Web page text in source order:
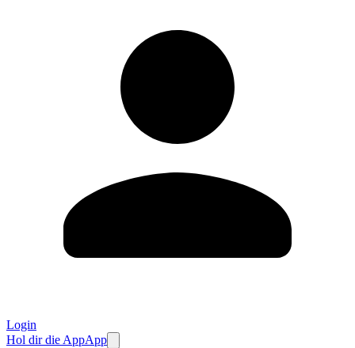
Login
Hol dir die AppApp